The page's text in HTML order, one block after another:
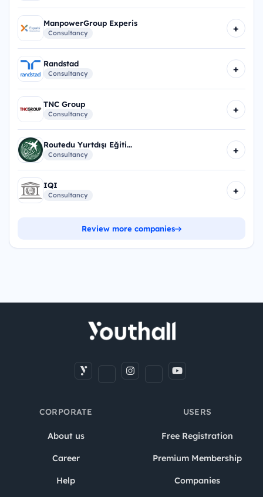
ManpowerGroup Experis
Consultancy +
Randstad
Consultancy +
TNC Group
Consultancy +
Routedu Yurtdışı Eğiti...
Consultancy +
IQI
Consultancy +
Review more companies
CORPORATE
About us
Career
Help
USERS
Free Registration
Premium Membership
Companies